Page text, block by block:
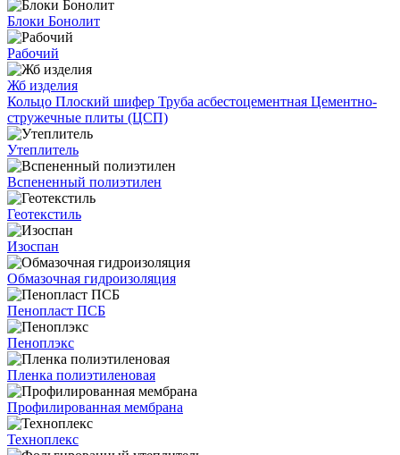
Блоки Бонолит
Рабочий
Жб изделия
Кольцо Плоский шифер Труба асбестоцементная Цементно-
стружечные плиты (ЦСП)
Утеплитель
Вспененный полиэтилен
Геотекстиль
Изоспан
Обмазочная гидроизоляция
Пенопласт ПСБ
Пеноплэкс
Пленка полиэтиленовая
Профилированная мембрана
Техноплекс